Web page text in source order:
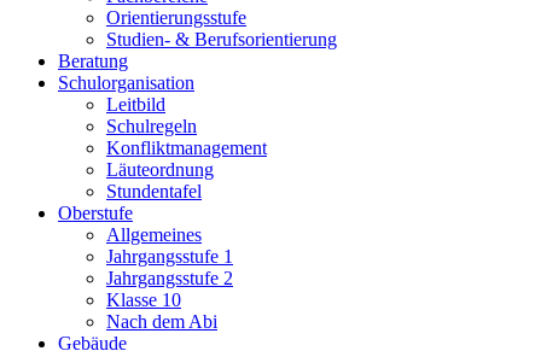
Orientierungsstufe
Studien- & Berufsorientierung
Beratung
Schulorganisation
Leitbild
Schulregeln
Konfliktmanagement
Läuteordnung
Stundentafel
Oberstufe
Allgemeines
Jahrgangsstufe 1
Jahrgangsstufe 2
Klasse 10
Nach dem Abi
Gebäude